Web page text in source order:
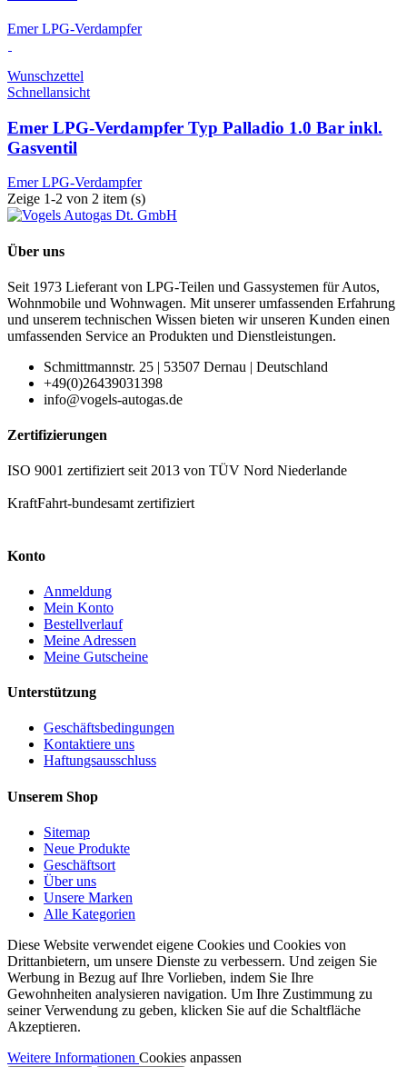
Emer LPG-Verdampfer
Wunschzettel
Schnellansicht
Emer LPG-Verdampfer Typ Palladio 1.0 Bar inkl.
Gasventil
Emer LPG-Verdampfer
Zeige 1-2 von 2 item (s)
Über uns
Seit 1973 Lieferant von LPG-Teilen und Gassystemen für Autos,
Wohnmobile und Wohnwagen. Mit unserer umfassenden Erfahrung
und unserem technischen Wissen bieten wir unseren Kunden einen
umfassenden Service an Produkten und Dienstleistungen.
Schmittmannstr. 25 | 53507 Dernau | Deutschland
+49(0)26439031398
info@vogels-autogas.de
Zertifizierungen
ISO 9001 zertifiziert seit 2013 von TÜV Nord Niederlande
KraftFahrt-bundesamt zertifiziert
Konto
Anmeldung
Mein Konto
Bestellverlauf
Meine Adressen
Meine Gutscheine
Unterstützung
Geschäftsbedingungen
Kontaktiere uns
Haftungsausschluss
Unserem Shop
Sitemap
Neue Produkte
Geschäftsort
Über uns
Unsere Marken
Alle Kategorien
Diese Website verwendet eigene Cookies und Cookies von
Drittanbietern, um unsere Dienste zu verbessern. Und zeigen Sie
Werbung in Bezug auf Ihre Vorlieben, indem Sie Ihre
Gewohnheiten analysieren navigation. Um Ihre Zustimmung zu
seiner Verwendung zu geben, klicken Sie auf die Schaltfläche
Akzeptieren.
Weitere Informationen Cookies anpassen